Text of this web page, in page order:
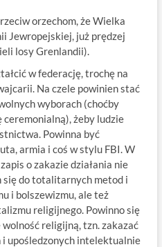
orzechom, że Wielka
Jewropejskiej, już prędzej
losy Grenlandii).
w federację, trochę na
Na czele powinien stać
wyborach (choćby
ceremonialną), żeby ludzie
Powinna być
armia i coś w stylu FBI. W
o zakazie działania nie
do totalitarnych metod i
i bolszewizmu, ale też
religijnego. Powinno się
religijną, tzn. zakazać
upośledzonych intelektualnie